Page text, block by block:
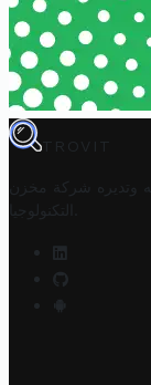
TROVIT
وتديره
شركة مخزن
التكنولوجيا